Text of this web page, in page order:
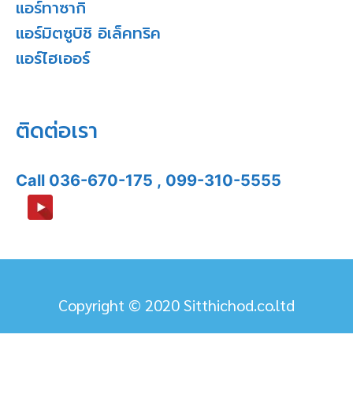
แอร์ทาซากิ
แอร์มิตซูบิชิ อิเล็คทริค
แอร์ไฮเออร์
ติดต่อเรา
Call 036-670-175 , 099-310-5555
Copyright © 2020 Sitthichod.co.ltd